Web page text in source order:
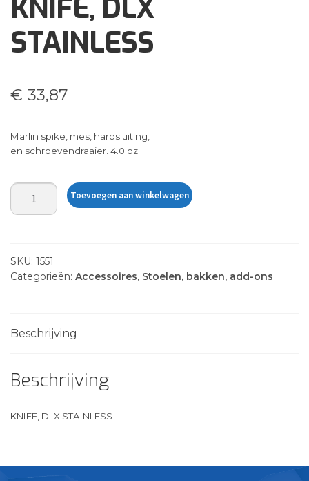
KNIFE, DLX
STAINLESS
€ 33,87
Marlin spike, mes, harpsluiting,
en schroevendraaier. 4.0 oz
KNIFE,
DLX
Toevoegen aan winkelwagen
SKU: 1551
Categorieën: Accessoires, Stoelen, bakken, add-ons
Beschrijving
Beschrijving
KNIFE, DLX STAINLESS